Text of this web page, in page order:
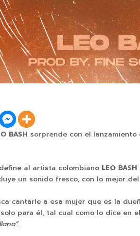
BASH sorprende con el
al artista colombiano LEO BASH
un sonido fresco, con lo mejor
cantarle a esa mujer que es la
para él, tal cual como lo dice en